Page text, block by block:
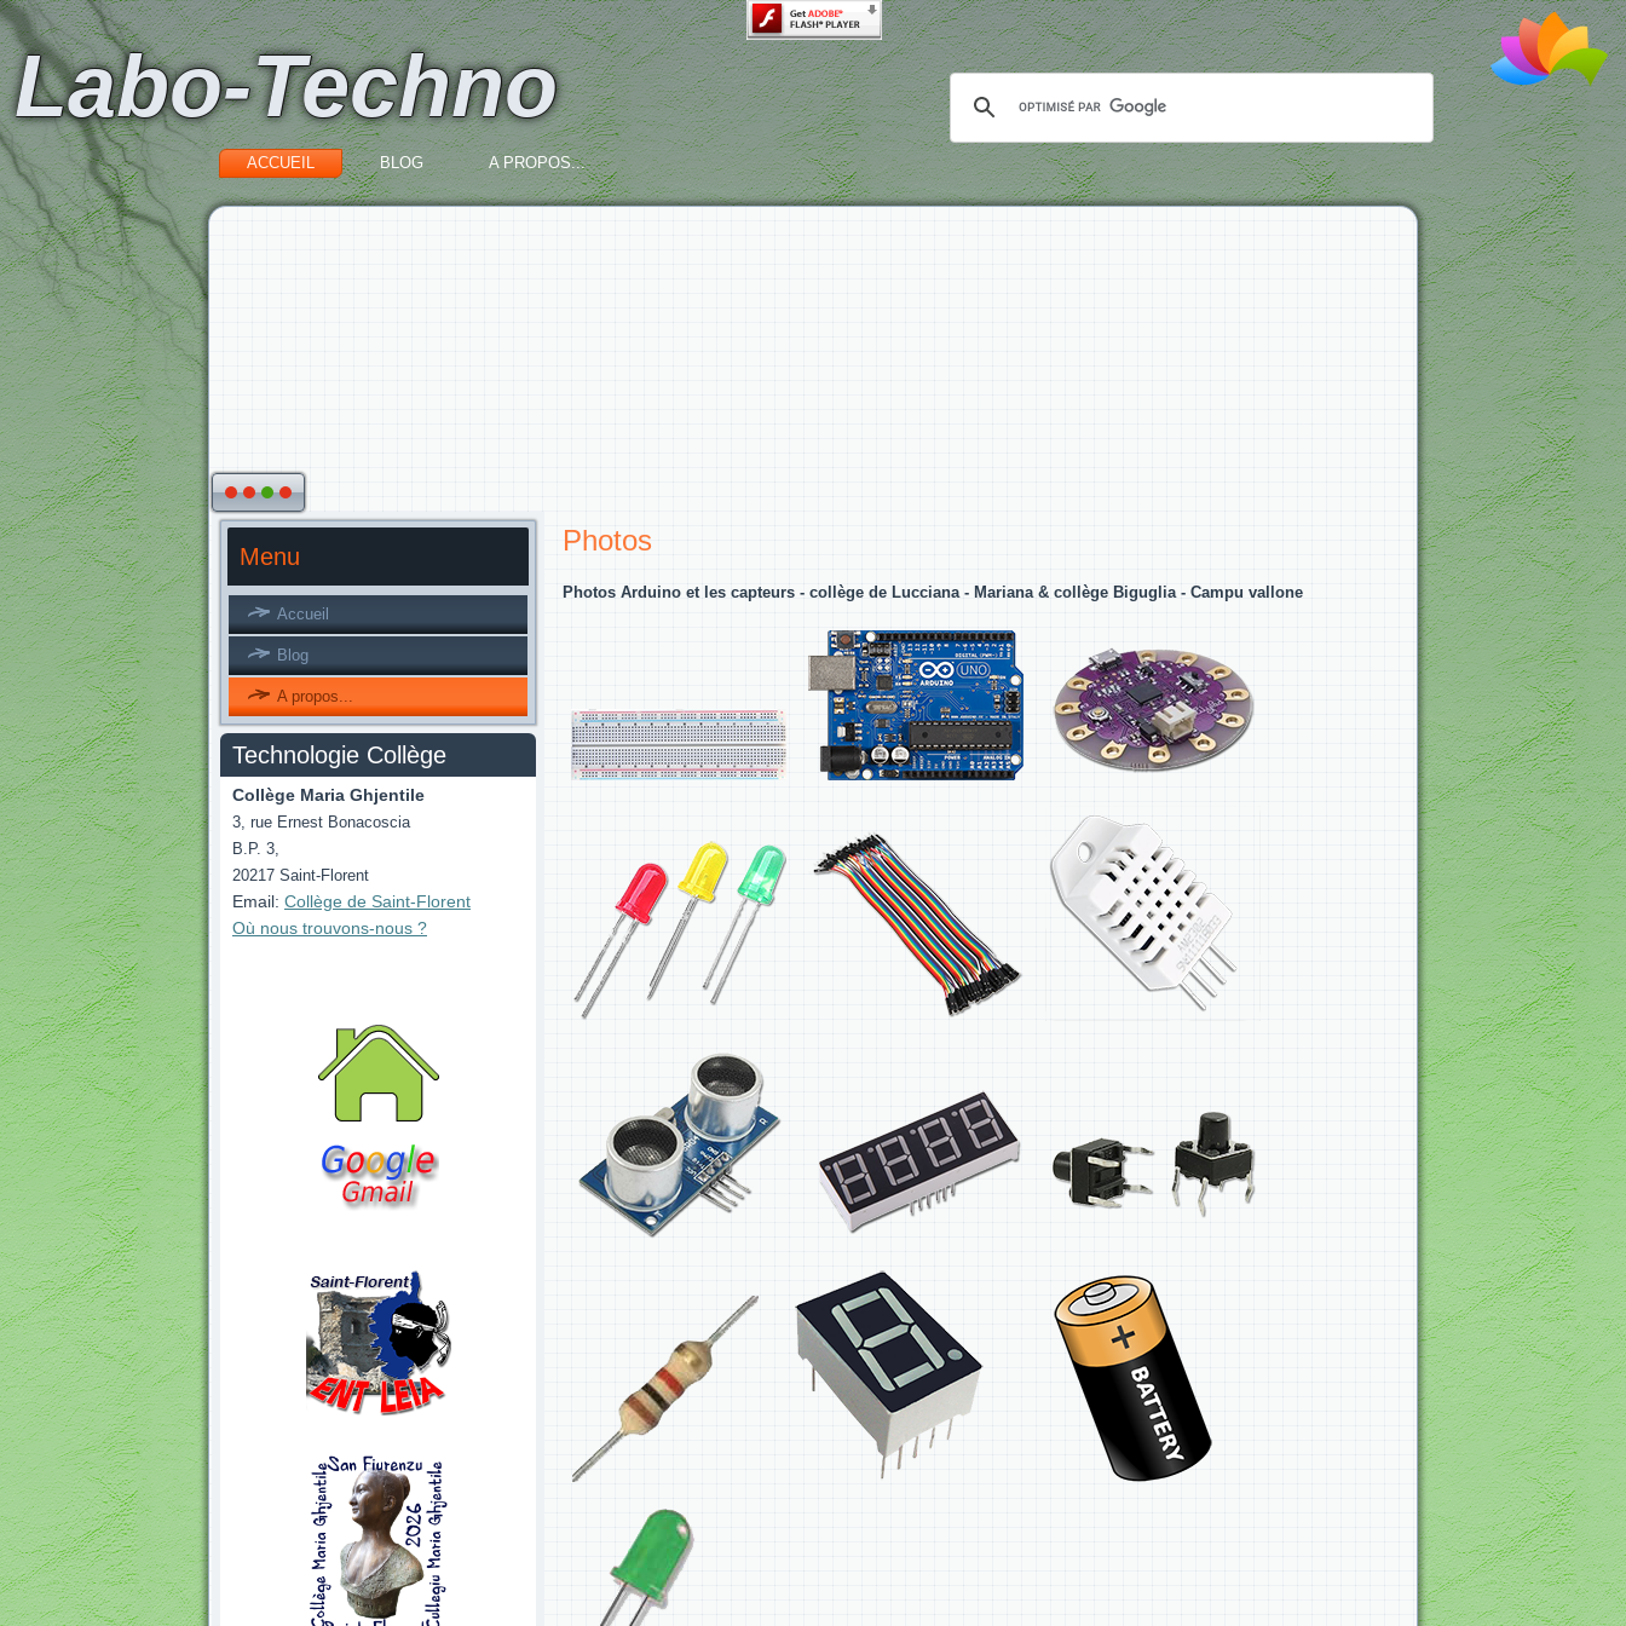
Labo-Techno
ACCUEIL BLOG A PROPOS...
Menu
Accueil
Blog
A propos...
Technologie Collège
Collège Maria Ghjentile
3, rue Ernest Bonacoscia
B.P. 3,
20217 Saint-Florent
Email: Collège de Saint-Florent
Où nous trouvons-nous ?
Photos
Photos Arduino et les capteurs - collège de Lucciana - Mariana & collège Biguglia - Campu vallone